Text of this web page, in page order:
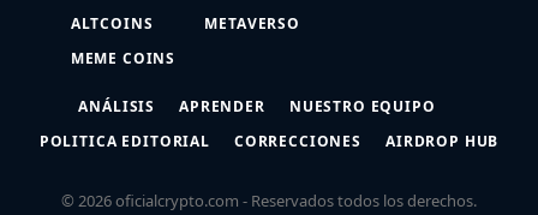
ALTCOINS
MEME COINS
METAVERSO
ANÁLISIS APRENDER
NUESTRO EQUIPO
POLITICA EDITORIAL
CORRECCIONES AIRDROP HUB
© 2026 oficialcrypto.com - Reservados todos los derechos.